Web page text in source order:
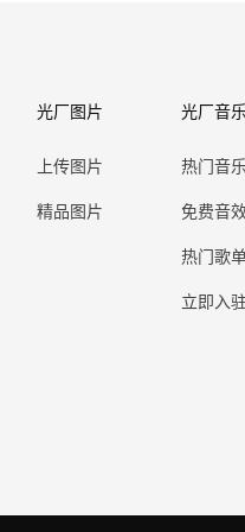
光厂图片
上传图片
精品图片
光厂音乐
热门音乐
免费音
热门歌
立即入